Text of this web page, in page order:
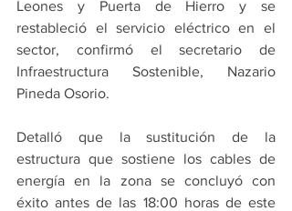
Leones y Puerta de Hierro y se
restableció el servicio eléctrico en el
sector, confirmó el secretario de
Infraestructura Sostenible, Nazario
Pineda Osorio.
Detalló que la sustitución de la
estructura que sostiene los cables de
energía en la zona se concluyó con
éxito antes de las 18:00 horas de este